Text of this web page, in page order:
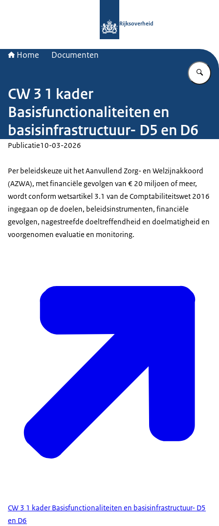
Rijksoverheid
Home Documenten
CW 3 1 kader
Basisfunctionaliteiten en
basisinfrastructuur- D5 en D6
Publicatie10-03-2026
Per beleidskeuze uit het Aanvullend Zorg- en Welzijnakkoord
(AZWA), met financiële gevolgen van € 20 miljoen of meer,
wordt conform wetsartikel 3.1 van de Comptabiliteitswet 2016
ingegaan op de doelen, beleidsinstrumenten, financiële
gevolgen, nagestreefde doeltreffendheid en doelmatigheid en
voorgenomen evaluatie en monitoring.
CW 3 1 kader Basisfunctionaliteiten en basisinfrastructuur- D5
en D6